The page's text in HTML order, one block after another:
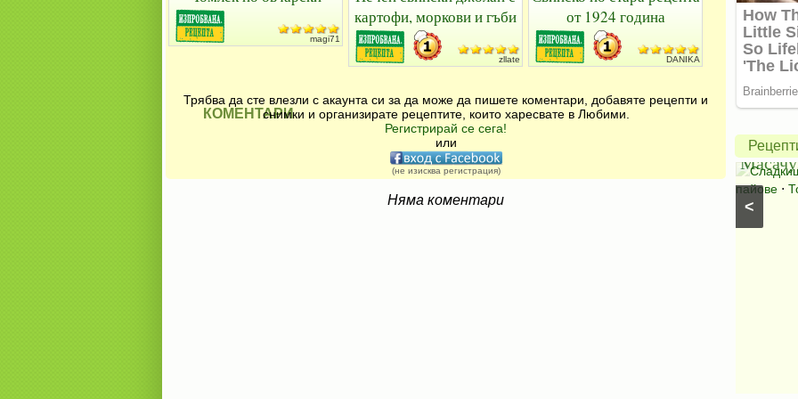
magi71
картофи, моркови и гъби
zllate
от 1924 година
DANIKA
КОМЕНТАРИ
Трябва да сте влезли с акаунта си за да може да пишете коментари, добавяте рецепти и
снимки и организирате рецептите, които харесвате в Любими.
Регистрирай се сега!
или
(не изисква регистрация)
Няма коментари <
Салата
Букет
Салати с краставици
салати)
пай
от
пайове ⋅